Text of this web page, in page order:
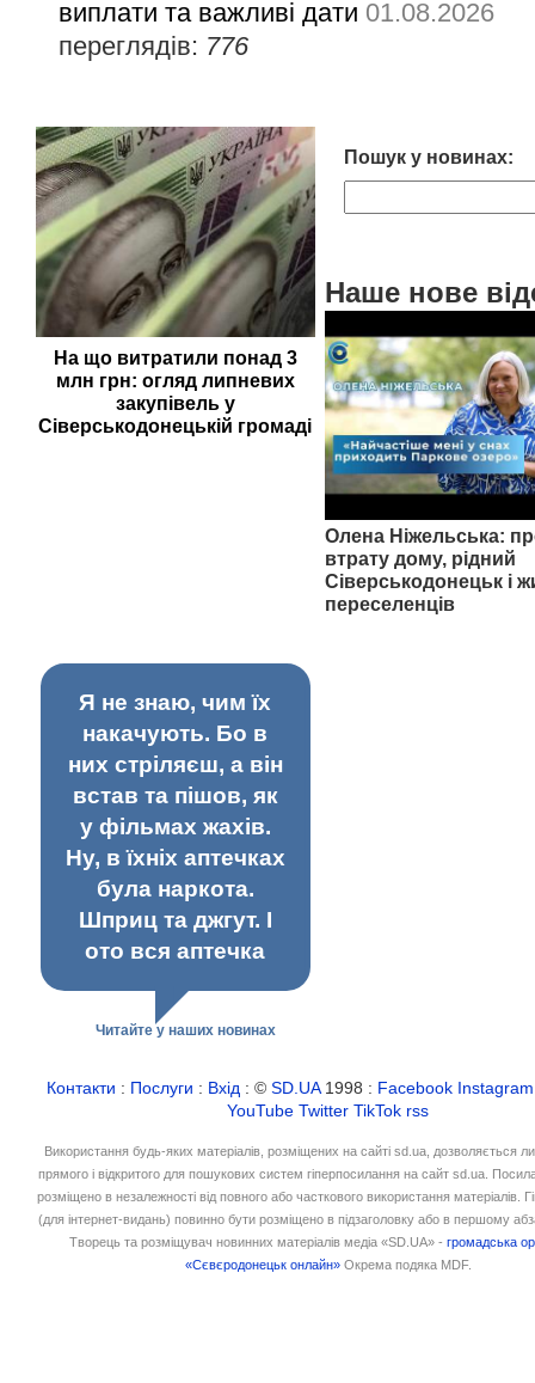
виплати та важливі дати 01.08.2026
переглядів: 776
На що витратили понад 3
млн грн: огляд липневих
закупівель у
Сіверськодонецькій громаді
Пошук у новинах:
Наше нове
Олена Ніжельська:
втрату дому, рідний
Сіверськодонецьк і
переселенців
Я не знаю, чим їх
накачують. Бо в
них стріляєш, а він
встав та пішов, як
у фільмах жахів.
Ну, в їхніх аптечках
була наркота.
Шприц та джгут. І
ото вся аптечка
Читайте у наших новинах
Контакти : Послуги : Вхід : ©SD.UA1998 : Facebook Instagram
YouTube Twitter TikTok rss
Використання будь-яких матеріалів, розміщених на сайті sd.ua, дозволяється
прямого і відкритого для пошукових систем гіперпосилання на сайт sd.ua.
розміщено в незалежності від повного або часткового використання матеріалів.
(для інтернет-видань) повинно бути розміщено в підзаголовку або в першому
Творець та розміщувач новинних матеріалів медіа «SD.UA» -громадська
«Сєвєродонецьк онлайн» Окрема подяка MDF.